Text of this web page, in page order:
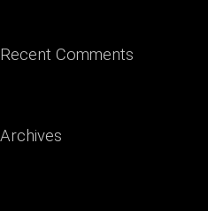
Recent Comments
Archives